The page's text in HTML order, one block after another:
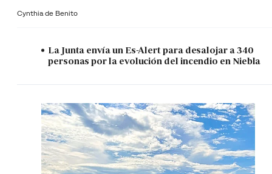
Cynthia de Benito
La Junta envía un Es-Alert para desalojar a 340
personas por la evolución del incendio en Niebla